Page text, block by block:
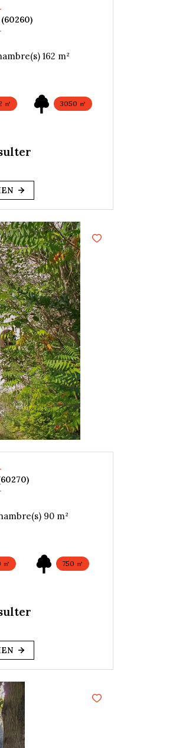
(60260)
Maison 6 pièce(s) 4 chambre(s) 162 m²
㎡ 3050 ㎡
Maison 4 pièce(s) 3 chambre(s) 90 m²
㎡ 750 ㎡